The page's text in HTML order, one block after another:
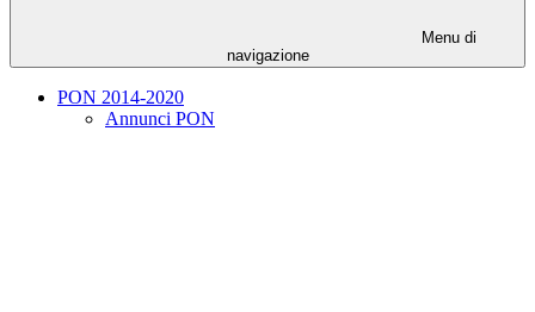
Menu di
navigazione
PON 2014-2020
Annunci PON